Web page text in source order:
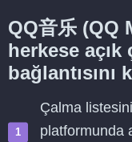
QQ音乐 (QQ
herkese
bağlantısını
Çalma
platformunda